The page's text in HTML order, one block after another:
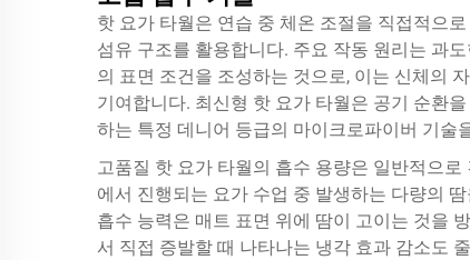
핫 요가 타월은 연습 중 체온 조절을 직접적으
섬유 구조를 활용합니다. 주요 작동 원리는 과
의 표면 조건을 조성하는 것으로, 이는 신체의
기여합니다. 최신형 핫 요가 타월은 공기 순환
하는 특정 데니어 등급의 마이크로파이버 기술
고품질 핫 요가 타월의 흡수 용량은 일반적으
에서 진행되는 요가 수업 중 발생하는 다량의
흡수 능력은 매트 표면 위에 땀이 고이는 것을
서 직접 증발할 때 나타나는 냉각 효과 감소도